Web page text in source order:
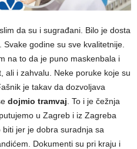
da su i sugrađani. Bilo je dosta
godine su sve kvalitetnije.
na to da je puno maskenbala i
ali i zahvalu. Neke poruke koje su
je takav da dozvoljava
dojmio tramvaj . To i je čežnja
u Zagreb i iz Zagreba
jer je dobra suradnja sa
Dokumenti su pri kraju i